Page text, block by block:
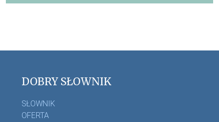
DOBRY SŁOWNIK
SŁOWNIK
OFERTA